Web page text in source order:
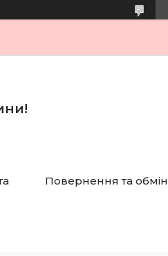
Повернення та обмін